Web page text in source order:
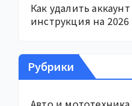
Как удалить
инструкция на 2026
Рубрики